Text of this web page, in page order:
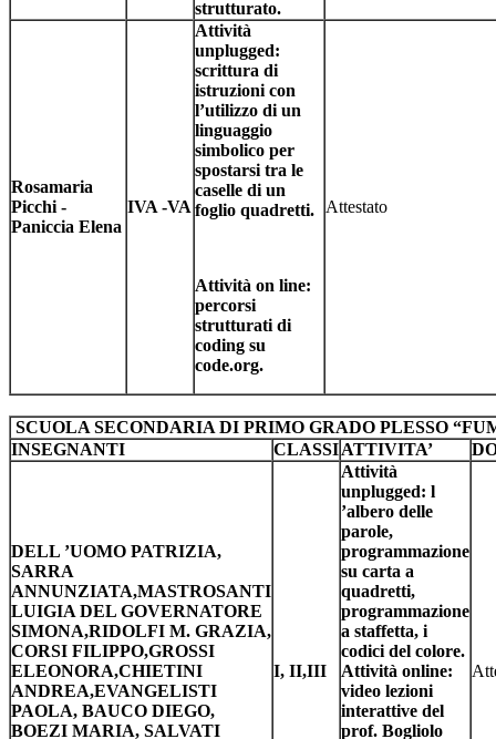
strutturato.
Rosamaria
Picchi -
Paniccia Elena
IVA -VA
Attività
unplugged:
scrittura di
istruzioni con
l’utilizzo di un
linguaggio
simbolico per
spostarsi tra le
caselle di un
foglio quadretti.
Attività on line:
percorsi
strutturati di
coding su
code.org.
Attestato
SCUOLA SECONDARIA DI PRIMO GRADO PLESSO
INSEGNANTI
CLASSIATTIVITA’
DELL ’UOMO PATRIZIA,
SARRA
ANNUNZIATA,MASTROSANTI
LUIGIA DEL GOVERNATORE
SIMONA,RIDOLFI M. GRAZIA,
CORSI FILIPPO,GROSSI
ELEONORA,CHIETINI
ANDREA,EVANGELISTI
PAOLA, BAUCO DIEGO,
BOEZI MARIA, SALVATI
I, II,III
Attività
unplugged: l
’albero delle
parole,
programmazione
su carta a
quadretti,
programmazione
a staffetta, i
codici del colore.
Attività online:
video lezioni
interattive del
prof. Bogliolo